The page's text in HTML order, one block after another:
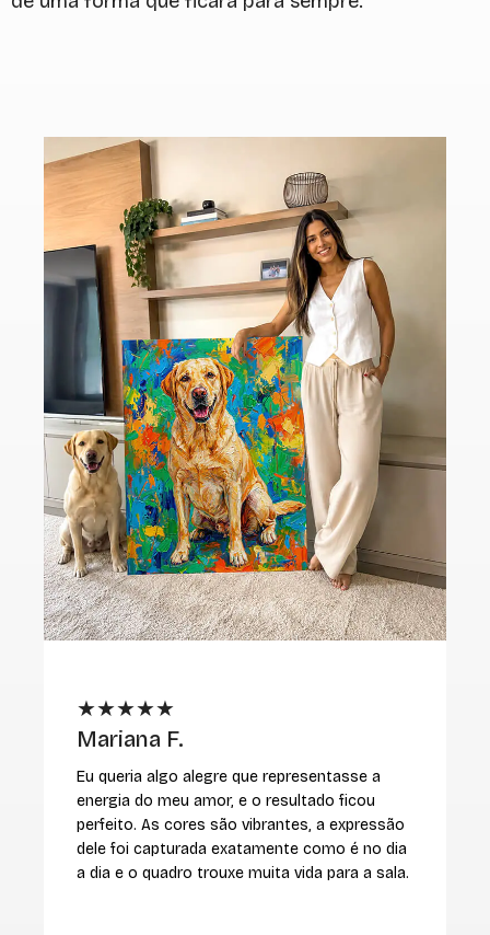
★★★★★
Mariana F.
Eu queria algo alegre que representasse a
energia do meu amor, e o resultado ficou
perfeito. As cores são vibrantes, a expressão
dele foi capturada exatamente como é no dia
a dia e o quadro trouxe muita vida para a sala.